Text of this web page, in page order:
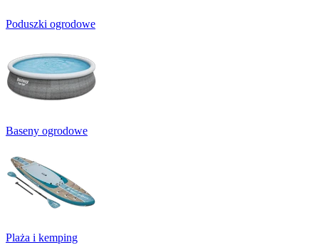
Poduszki ogrodowe
Baseny ogrodowe
Plaża i kemping